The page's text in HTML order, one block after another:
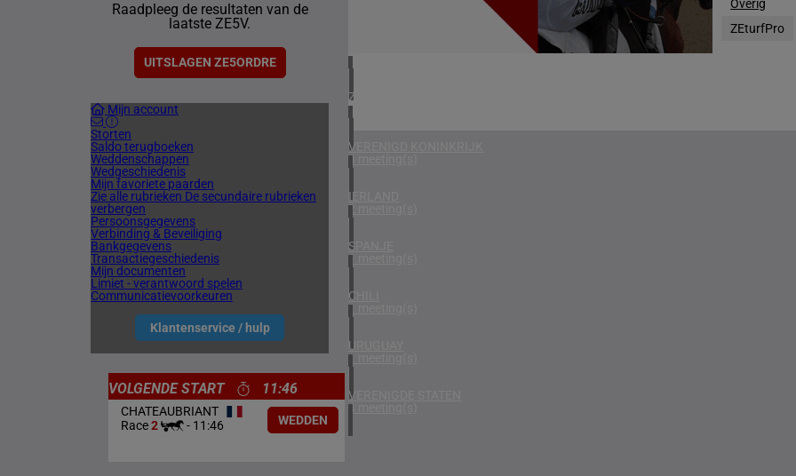
Raadpleeg de resultaten van de
laatste ZE5V.
UITSLAGEN ZE5ORDRE
Mijn account
Storten
Saldo terugboeken
Weddenschappen
Wedgeschiedenis
Mijn favoriete paarden
Zie alle rubrieken De secundaire rubrieken
verbergen
Persoonsgegevens
Verbinding & Beveiliging
Bankgegevens
Transactiegeschiedenis
Mijn documenten
Limiet - verantwoord spelen
Communicatievoorkeuren
Klantenservice / hulp
1 meeting(s)
ZUID-AFRIKA
1 meeting(s)
VERENIGD KONINKRIJK
4 meeting(s)
IERLAND
2 meeting(s)
SPANJE
1 meeting(s)
CHILI
1 meeting(s)
URUGUAY
1 meeting(s)
VERENIGDE STATEN
4 meeting(s)
Overig
ZEturfPro
VOLGENDE START 11:46
CHATEAUBRIANT
Race2 - 11:46 WEDDEN